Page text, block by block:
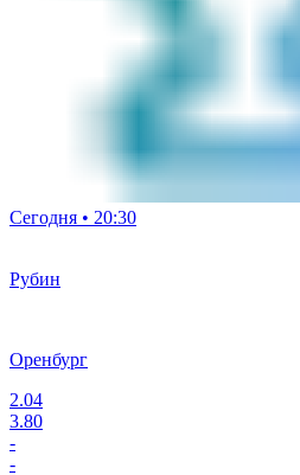
Сегодня • 20:30
Рубин
Оренбург
2.04
3.80
-
-